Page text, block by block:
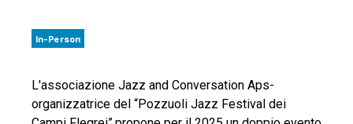
In-Person
L'associazione Jazz and Conversation Aps-
organizzatrice del “Pozzuoli Jazz Festival dei